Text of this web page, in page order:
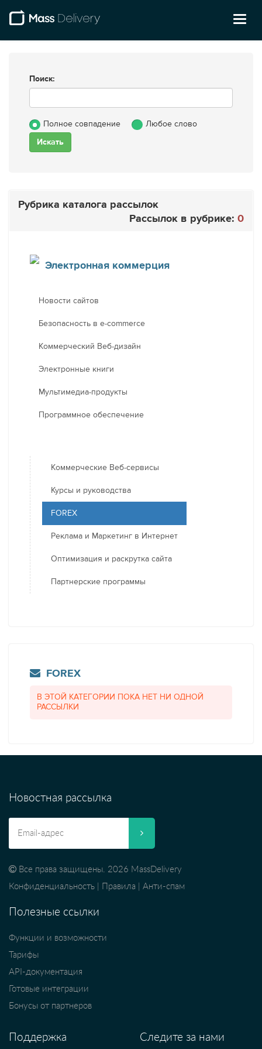
Поиск:
Полное совпадение Любое слово
Рубрика каталога рассылок
Рассылок в рубрике: 0
Электронная коммерция
Новости сайтов
Безопасность в e-commerce
Коммерческий Веб-дизайн
Электронные книги
Мультимедиа-продукты
Программное обеспечение
Коммерческие Веб-сервисы
Курсы и руководства
FOREX
Реклама и Маркетинг в Интернет
Оптимизация и раскрутка сайта
Партнерские программы
FOREX
В ЭТОЙ КАТЕГОРИИ ПОКА НЕТ НИ ОДНОЙ
РАССЫЛКИ
Новостная рассылка
Все права защищены. 2026 MassDelivery
Конфиденциальность
Правила Анти-спам
Полезные ссылки
Функции и возможности
Тарифы
API-документация
Готовые интеграции
Бонусы от партнеров
Поддержка Следите за нами